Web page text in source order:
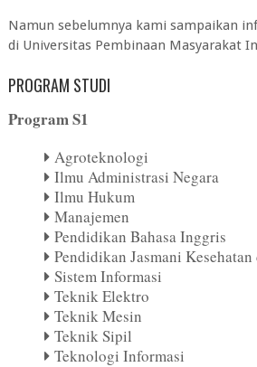
Namun sebelumnya kami sampaikan
di Universitas Pembinaan Masyarakat
PROGRAM STUDI
Program S1
Agroteknologi
Ilmu Administrasi Negara
Ilmu Hukum
Manajemen
Pendidikan Bahasa Inggris
Pendidikan Jasmani Kesehatan
Sistem Informasi
Teknik Elektro
Teknik Mesin
Teknik Sipil
Teknologi Informasi